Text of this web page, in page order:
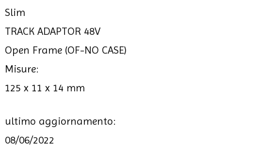
Slim
TRACK ADAPTOR 48V
Open Frame (OF-NO CASE)
Misure:
125 x 11 x 14 mm
ultimo aggiornamento:
08/06/2022